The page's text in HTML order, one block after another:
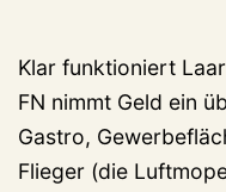
Klar funktioniert
FN nimmt Geld ein
Gastro,
Flieger (die